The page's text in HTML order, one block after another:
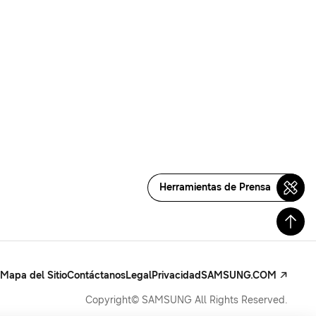
Herramientas de Prensa
Mapa del SitioContáctanosLegalPrivacidadSAMSUNG.COM
Copyright© SAMSUNG All Rights Reserved.